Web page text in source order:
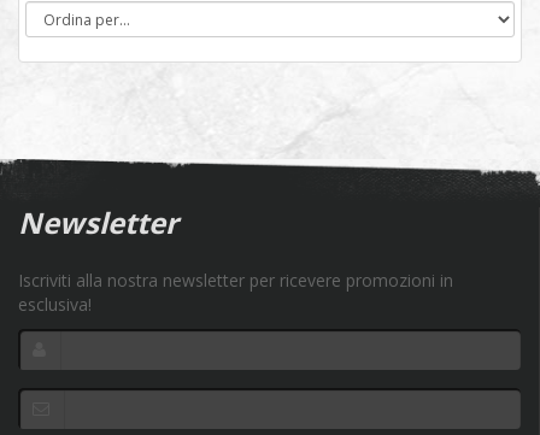
Newsletter
Iscriviti alla nostra newsletter per ricevere promozioni in
esclusiva!